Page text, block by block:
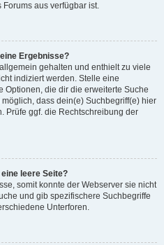
aus verfügbar ist.
Ergebnisse?
gehalten und enthielt zu viele
indiziert werden. Stelle eine
Optionen, die dir die erweiterte Suche
dass dein(e) Suchbegriff(e) hier
Prüfe ggf. die Rechtschreibung der
leere Seite?
somit konnte der Webserver sie nicht
und gib spezifischere Suchbegriffe
Unterforen.